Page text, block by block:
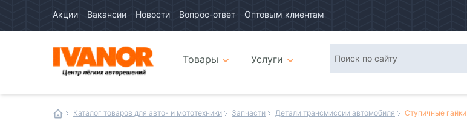
Акции Вакансии Новости Вопрос-ответ Оптовым клиентам
интернетТовары
Услуги
Каталог товаров для авто- и мототехники Запчасти Детали трансмиссии автомобиля Ступичные гайки